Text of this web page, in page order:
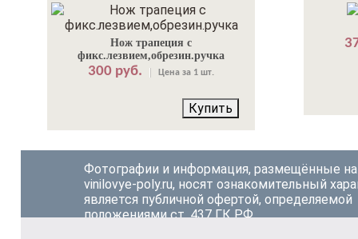
Нож трапеция с
фикс.лезвием,обрезин.ручка
300 руб. Цена за 1 шт.
Купить
Фотографии и информация, размещённые на
vinilovye-poly.ru, носят ознакомительный
является публичной офертой, определяемой
положениями ст. 437 ГК РФ.